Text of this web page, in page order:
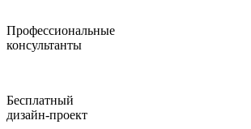
Профессиональные
консультанты
Бесплатный
дизайн-проект